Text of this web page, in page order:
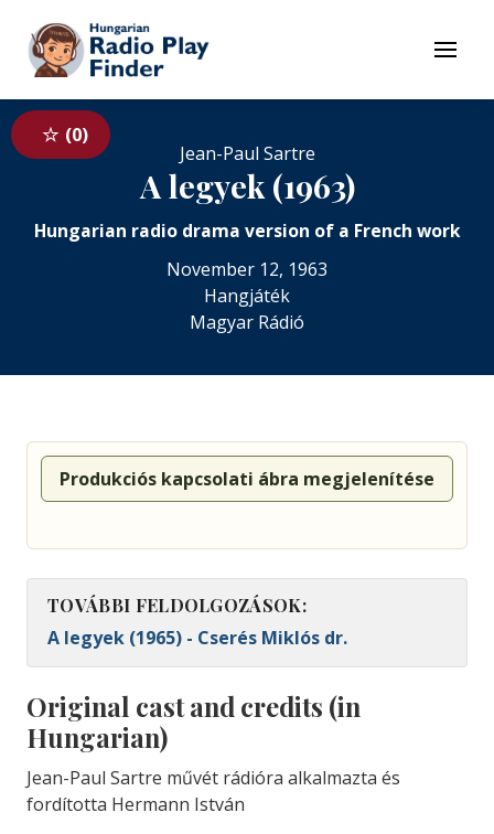
To contents
Menu
0
Jean-Paul Sartre
A legyek (1963)
Hungarian radio drama version of a French work
November 12, 1963
Hangjáték
Magyar Rádió
Produkciós kapcsolati ábra megjelenítése
TOVÁBBI FELDOLGOZÁSOK:
A legyek (1965) - Cserés Miklós dr.
Original cast and credits (in
Hungarian)
Jean-Paul Sartre művét rádióra alkalmazta és
fordította Hermann István